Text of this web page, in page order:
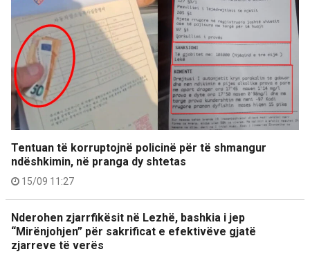
Tentuan të korruptojnë policinë për të shmangur
ndëshkimin, në pranga dy shtetas
15/09 11:27
Nderohen zjarrfikësit në Lezhë, bashkia i jep
“Mirënjohjen” për sakrificat e efektivëve gjatë
zjarreve të verës